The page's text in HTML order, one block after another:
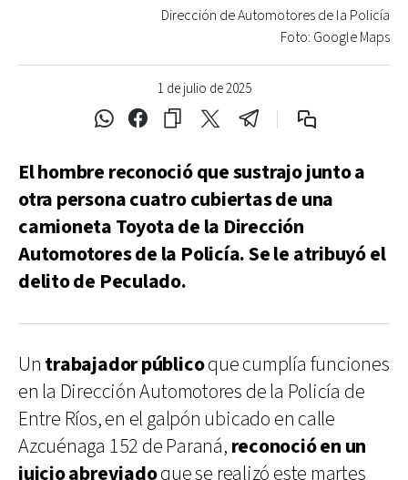
1 de julio de 2025
Dirección de Automotores de la Policía
Foto: Google Maps
El hombre reconoció que sustrajo junto a
otra persona cuatro cubiertas de una
camioneta Toyota de la Dirección
Automotores de la Policía. Se le atribuyó el
delito de Peculado.
Un trabajador públicoque cumplía funciones
en la Dirección Automotores de la Policía de
Entre Ríos, en el galpón ubicado en calle
Azcuénaga 152 de Paraná, reconoció en un
juicio abreviadoque se realizó este martes